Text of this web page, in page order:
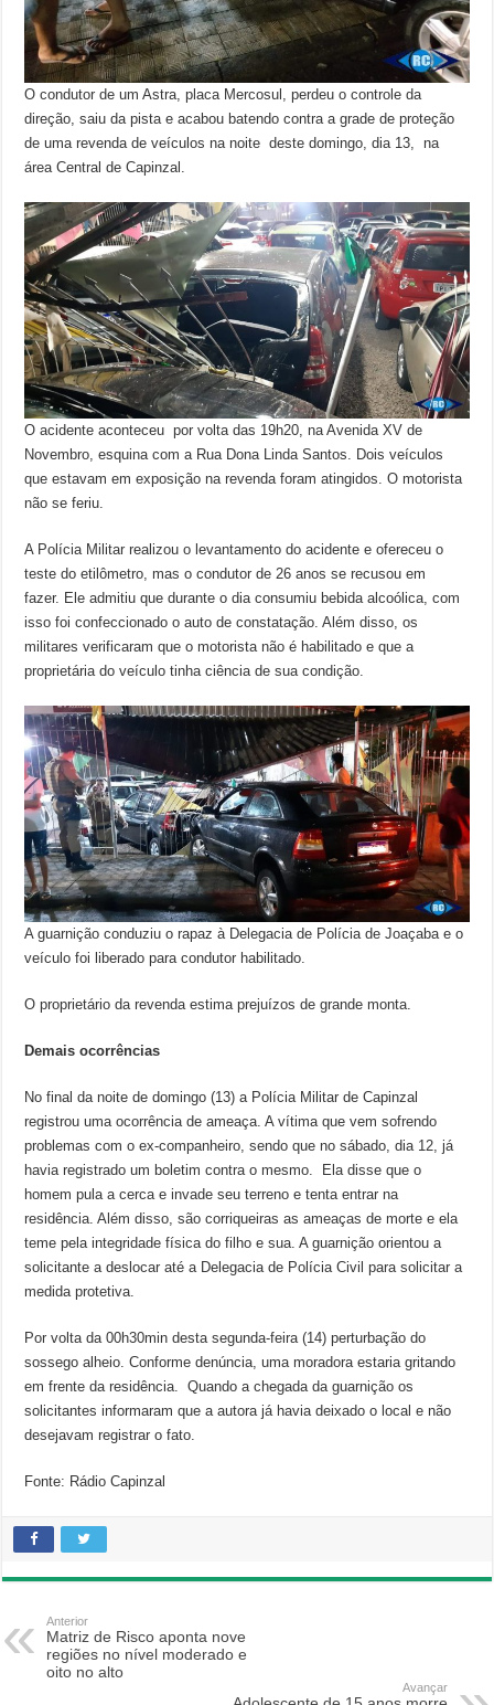
O condutor de um Astra, placa Mercosul, perdeu o controle da
direção, saiu da pista e acabou batendo contra a grade de proteção
de uma revenda de veículos na noite deste domingo, dia 13, na
área Central de Capinzal.
O acidente aconteceu por volta das 19h20, na Avenida XV de
Novembro, esquina com a Rua Dona Linda Santos. Dois veículos
que estavam em exposição na revenda foram atingidos. O motorista
não se feriu.
A Polícia Militar realizou o levantamento do acidente e ofereceu o
teste do etilômetro, mas o condutor de 26 anos se recusou em
fazer. Ele admitiu que durante o dia consumiu bebida alcoólica, com
isso foi confeccionado o auto de constatação. Além disso, os
militares verificaram que o motorista não é habilitado e que a
proprietária do veículo tinha ciência de sua condição.
A guarnição conduziu o rapaz à Delegacia de Polícia de Joaçaba e o
veículo foi liberado para condutor habilitado.
O proprietário da revenda estima prejuízos de grande monta.
Demais ocorrências
No final da noite de domingo (13) a Polícia Militar de Capinzal
registrou uma ocorrência de ameaça. A vítima que vem sofrendo
problemas com o ex-companheiro, sendo que no sábado, dia 12, já
havia registrado um boletim contra o mesmo. Ela disse que o
homem pula a cerca e invade seu terreno e tenta entrar na
residência. Além disso, são corriqueiras as ameaças de morte e ela
teme pela integridade física do filho e sua. A guarnição orientou a
solicitante a deslocar até a Delegacia de Polícia Civil para solicitar a
medida protetiva.
Por volta da 00h30min desta segunda-feira (14) perturbação do
sossego alheio. Conforme denúncia, uma moradora estaria gritando
em frente da residência. Quando a chegada da guarnição os
solicitantes informaram que a autora já havia deixado o local e não
desejavam registrar o fato.
Fonte: Rádio Capinzal
Anterior
Matriz de Risco aponta nove
regiões no nível moderado e
oito no alto
Avançar